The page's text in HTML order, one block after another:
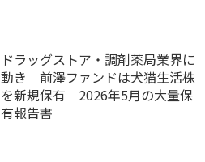
ドラッグストア・調剤薬局業界に
動き 前澤ファンドは犬猫生活株
を新規保有 2026年5月の大量保
有報告書